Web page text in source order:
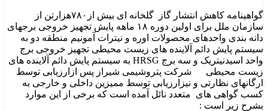
گواهینامه کاهش انتشار گاز گلخانه ای بیش از۷۸۰هزارتن از
سازمان ملل برای اولین دوره ۱۸ ماهه پایش تجهیز خروجی برجهای
دانه بندی واحدهای محصولات اوره و نیترات آمونیم منطقه دو به
سیستم پایش دائم آلاینده های زیست محیطی تجهیز خروجی برج
واحد اسیدنیتریک و سه برج HRSG به سیستم پایش دائم آلاینده های
زیست محیطی شرکت پتروشیمی شیراز پس ازارزیابی توسط
ارگانهای نظارتی و نیزارزیابی توسط ممیزین داخلی و خارجی به
کسب گواهی های متعدد نائل آمده است که برخی از این موارد
بشرح زیر است :